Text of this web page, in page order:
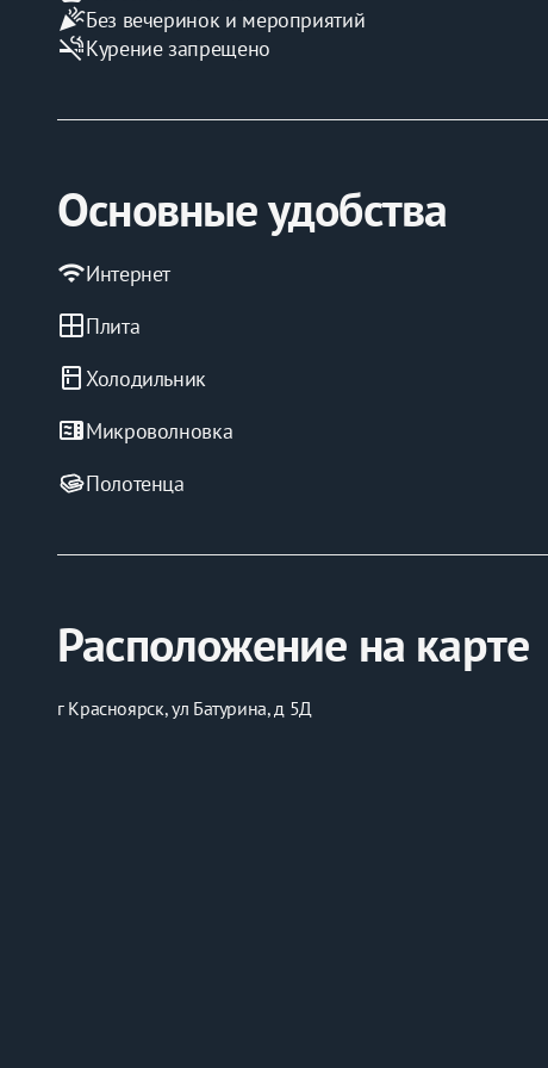
celebrationБез вечеринок и мероприятий
smoke_freeКурение запрещено
Основные удобства
wifiИнтернет
windowПлита
kitchen Холодильник
microwaveМикроволновка
Полотенца
Расположение на карте
г Красноярск, ул Батурина, д 5Д